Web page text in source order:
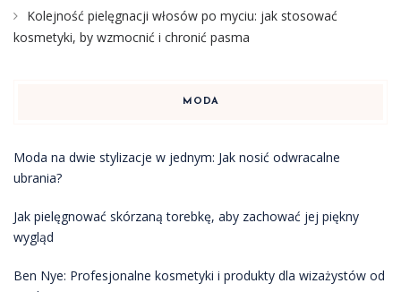
Kolejność pielęgnacji włosów po myciu: jak stosować
kosmetyki, by wzmocnić i chronić pasma
MODA
Moda na dwie stylizacje w jednym: Jak nosić odwracalne
ubrania?
Jak pielęgnować skórzaną torebkę, aby zachować jej piękny
wygląd
Ben Nye: Profesjonalne kosmetyki i produkty dla wizażystów od